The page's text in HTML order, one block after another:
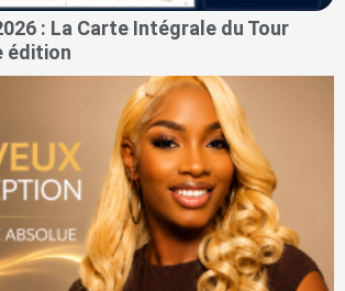
: La Carte Intégrale du Tour
édition